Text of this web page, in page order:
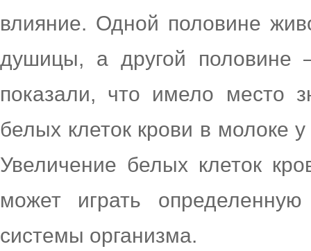
влияние. Одной половине
душицы, а другой половине
показали, что имело место
белых клеток крови в молоке
Увеличение белых клеток
может играть
системы организма.